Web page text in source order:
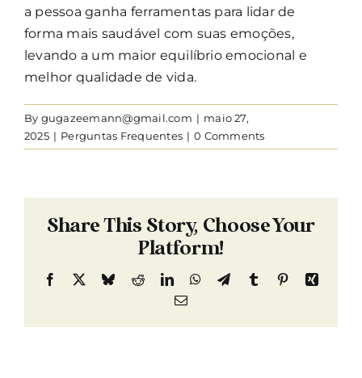
a pessoa ganha ferramentas para lidar de
forma mais saudável com suas emoções,
levando a um maior equilíbrio emocional e
melhor qualidade de vida.
By gugazeemann@gmail.com | maio 27,
2025 | Perguntas Frequentes | 0 Comments
Share This Story, Choose Your
Platform!
Facebook BlueskyRedditLinkedInWhatsApp
TelegramTumblr PinterestXing
Email